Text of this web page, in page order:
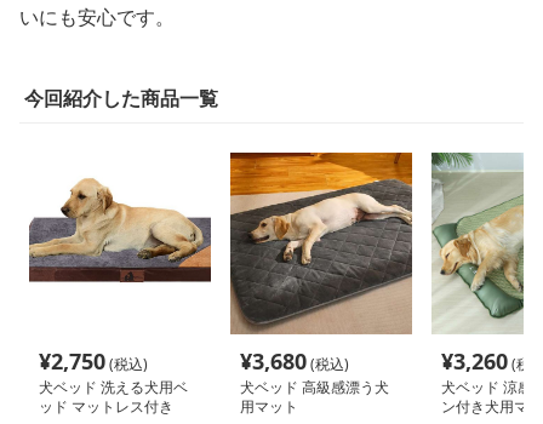
いにも安心です。
今回紹介した商品一覧
¥2,750(税込)
犬ベッド 洗える犬用ベ
ッド マットレス付き
¥3,680(税込)
犬ベッド 高級感漂う犬
用マット
¥3,260(税
犬ベッド 涼感
ン付き犬用マ